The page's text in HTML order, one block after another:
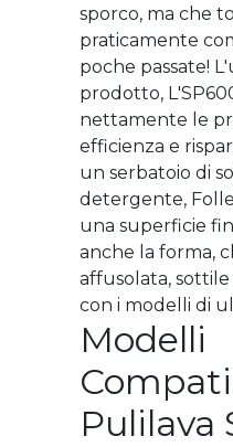
sporco, ma che
praticamente
poche passate!
prodotto,
nettamente le
efficienza e
un serbatoio di
detergente,
una superficie
anche la forma,
affusolata,
con i modelli di
Modelli
Pulilava